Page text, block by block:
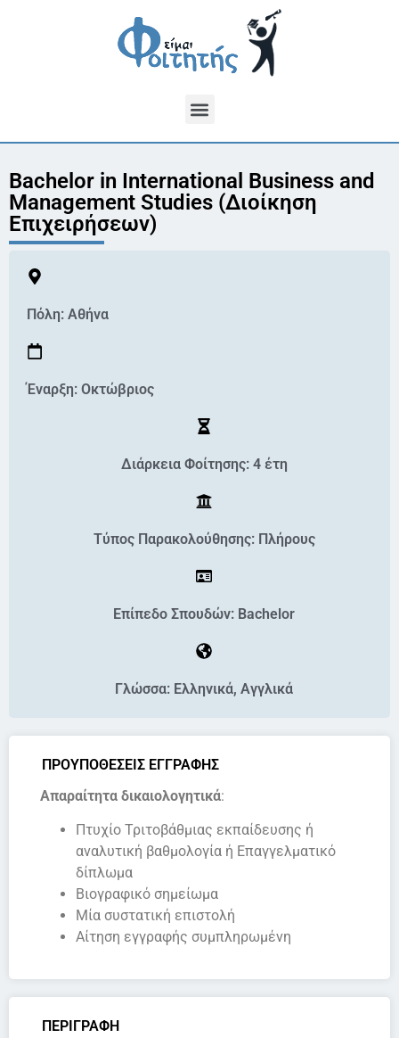
Bachelor in International Business and
Management Studies (Διοίκηση
Επιχειρήσεων)
Πόλη: Αθήνα
Έναρξη: Οκτώβριος
Διάρκεια Φοίτησης: 4 έτη
Τύπος Παρακολούθησης: Πλήρους
Επίπεδο Σπουδών: Bachelor
Γλώσσα: Ελληνικά, Αγγλικά
ΠΡΟΥΠΟΘΕΣΕΙΣ ΕΓΓΡΑΦΗΣ
Απαραίτητα δικαιολογητικά:
Πτυχίο Τριτοβάθμιας εκπαίδευσης ή
αναλυτική βαθμολογία ή Επαγγελματικό
δίπλωμα
Βιογραφικό σημείωμα
Μία συστατική επιστολή
Αίτηση εγγραφής συμπληρωμένη
ΠΕΡΙΓΡΑΦΗ